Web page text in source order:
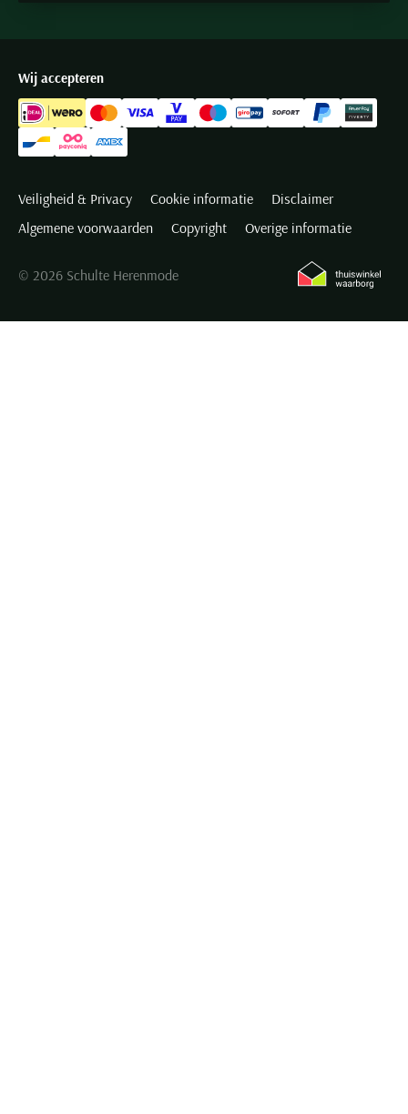
Wij accepteren
Veiligheid & Privacy Cookie informatie
Disclaimer
Algemene voorwaarden
Copyright Overige informatie
© 2026 Schulte Herenmode